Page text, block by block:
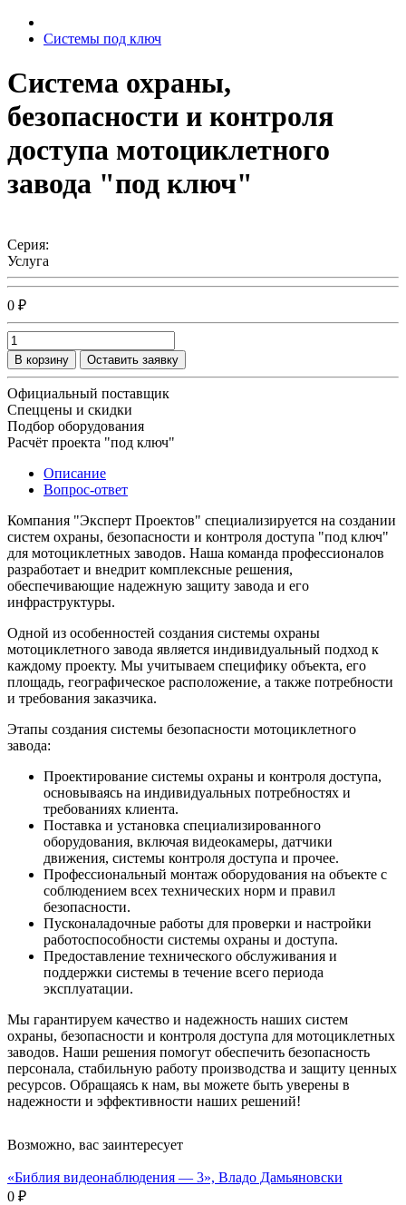
Системы под ключ
Система охраны,
безопасности и контроля
доступа мотоциклетного
завода "под ключ"
Серия:
Услуга
0 ₽
В корзину Оставить заявку
Официальный поставщик
Спеццены и скидки
Подбор оборудования
Расчёт проекта "под ключ"
Описание
Вопрос-ответ
Компания "Эксперт Проектов" специализируется на создании
систем охраны, безопасности и контроля доступа "под ключ"
для мотоциклетных заводов. Наша команда профессионалов
разработает и внедрит комплексные решения,
обеспечивающие надежную защиту завода и его
инфраструктуры.
Одной из особенностей создания системы охраны
мотоциклетного завода является индивидуальный подход к
каждому проекту. Мы учитываем специфику объекта, его
площадь, географическое расположение, а также потребности
и требования заказчика.
Этапы создания системы безопасности мотоциклетного
завода:
Проектирование системы охраны и контроля доступа,
основываясь на индивидуальных потребностях и
требованиях клиента.
Поставка и установка специализированного
оборудования, включая видеокамеры, датчики
движения, системы контроля доступа и прочее.
Профессиональный монтаж оборудования на объекте с
соблюдением всех технических норм и правил
безопасности.
Пусконаладочные работы для проверки и настройки
работоспособности системы охраны и доступа.
Предоставление технического обслуживания и
поддержки системы в течение всего периода
эксплуатации.
Мы гарантируем качество и надежность наших систем
охраны, безопасности и контроля доступа для мотоциклетных
заводов. Наши решения помогут обеспечить безопасность
персонала, стабильную работу производства и защиту ценных
ресурсов. Обращаясь к нам, вы можете быть уверены в
надежности и эффективности наших решений!
Возможно, вас заинтересует
«Библия видеонаблюдения — 3», Владо Дамьяновски
0 ₽